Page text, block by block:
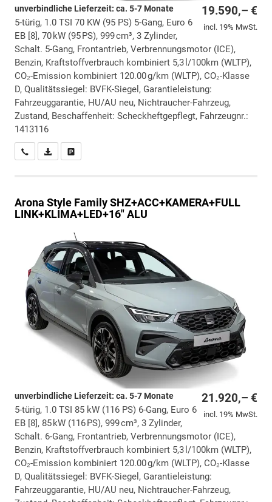
19.590,– €
incl. 19% MwSt.
unverbindliche Lieferzeit: ca. 5-7 Monate
5-türig, 1.0 TSI 70 KW (95 PS) 5-Gang, Euro 6
EB [8], 70 kW (95 PS), 999 cm³, 3 Zylinder,
Schalt. 5-Gang, Frontantrieb, Verbrennungsmotor (ICE),
Benzin, Kraftstoffverbrauch kombiniert 5,3 l/100km (WLTP),
CO₂-Emission kombiniert 120.00 g/km (WLTP), CO₂-Klasse
D, Qualitätssiegel: BVFK-Siegel, Garantieleistung:
Fahrzeuggarantie, HU/AU neu, Nichtraucher-Fahrzeug,
Zustand, Beschaffenheit: Scheckheftgepflegt, Fahrzeugnr.:
1413116
Wir rufen Sie anPDF-Datei, Fahrzeugexposé drucken
Arona Style Family SHZ+ACC+KAMERA+FULL
LINK+KLIMA+LED+16" ALU
21.920,– €
incl. 19% MwSt.
unverbindliche Lieferzeit: ca. 5-7 Monate
5-türig, 1.0 TSI 85 kW (116 PS) 6-Gang, Euro 6
EB [8], 85 kW (116 PS), 999 cm³, 3 Zylinder,
Schalt. 6-Gang, Frontantrieb, Verbrennungsmotor (ICE),
Benzin, Kraftstoffverbrauch kombiniert 5,3 l/100km (WLTP),
CO₂-Emission kombiniert 120.00 g/km (WLTP), CO₂-Klasse
D, Qualitätssiegel: BVFK-Siegel, Garantieleistung:
Fahrzeuggarantie, HU/AU neu, Nichtraucher-Fahrzeug,